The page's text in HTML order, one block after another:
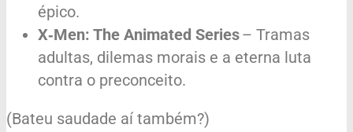
épico.
X‑Men: The Animated Series– Tramas
adultas, dilemas morais e a eterna luta
contra o preconceito.
(Bateu saudade aí também?)